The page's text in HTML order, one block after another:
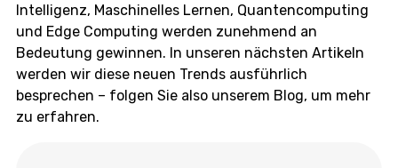
Intelligenz, Maschinelles Lernen, Quantencomputing
und Edge Computing werden zunehmend an
Bedeutung gewinnen. In unseren nächsten Artikeln
werden wir diese neuen Trends ausführlich
besprechen – folgen Sie also unserem Blog, um mehr
zu erfahren.